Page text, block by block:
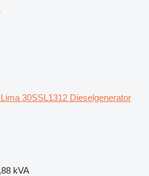
Lima 30SSL1312 Dieselgenerator
kVA